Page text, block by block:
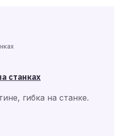
станках
гибка на станке.